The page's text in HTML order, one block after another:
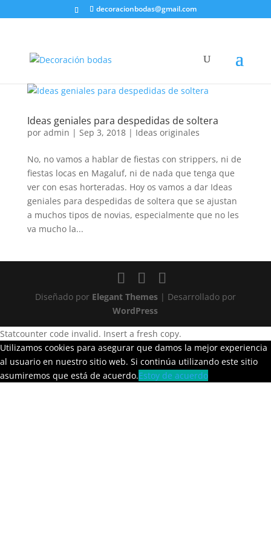
decoracionbodas@gmail.com
Ideas geniales para despedidas de soltera
por admin | Sep 3, 2018| Ideas originales
No, no vamos a hablar de fiestas con strippers, ni de
fiestas locas en Magaluf, ni de nada que tenga que
ver con esas horteradas. Hoy os vamos a dar Ideas
geniales para despedidas de soltera que se ajustan
a muchos tipos de novias, especialmente que no les
va mucho la...
Diseñado por Elegant Themes| Desarrollado por
WordPress
Statcounter code invalid. Insert a fresh copy.
Utilizamos cookies para asegurar que damos la mejor experiencia
al usuario en nuestro sitio web. Si continúa utilizando este sitio
asumiremos que está de acuerdo.Estoy de acuerdo